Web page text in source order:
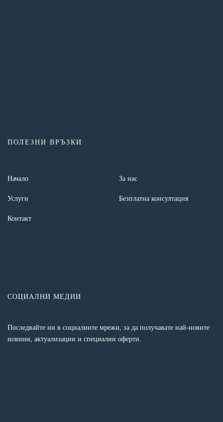
ПОЛЕЗНИ ВРЪЗКИ
Начало За нас
Услуги Безплатна консултация
Контакт
СОЦИАЛНИ МЕДИИ
Последвайте ни в социалните мрежи, за да получавате най-новите
новини, актуализации и специални оферти.